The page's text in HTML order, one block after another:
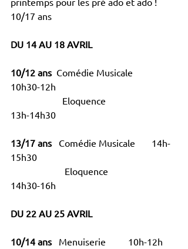
10/17 ans
DU 14 AU 18 AVRIL
10/12 ans Comédie Musicale
10h30-12h
13h-14h30
13/17 ans
  Comédie Musicale 	14h-
15h30
14h30-16h
DU 22 AU 25 AVRIL
10/14 ans
   Menuiserie 	10h-12h